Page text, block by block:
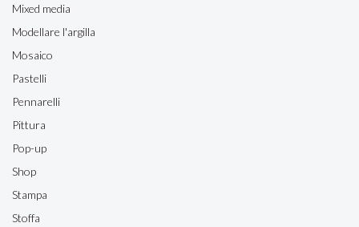
Mixed media
Modellare l'argilla
Mosaico
Pastelli
Pennarelli
Pittura
Pop-up
Shop
Stampa
Stoffa